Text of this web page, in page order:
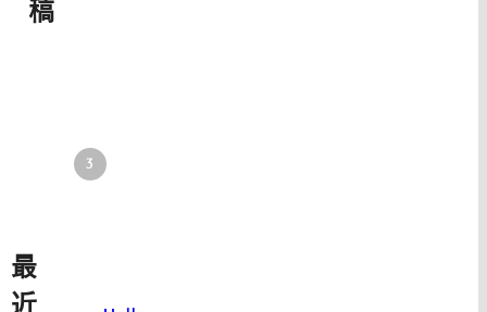
稿
最
近